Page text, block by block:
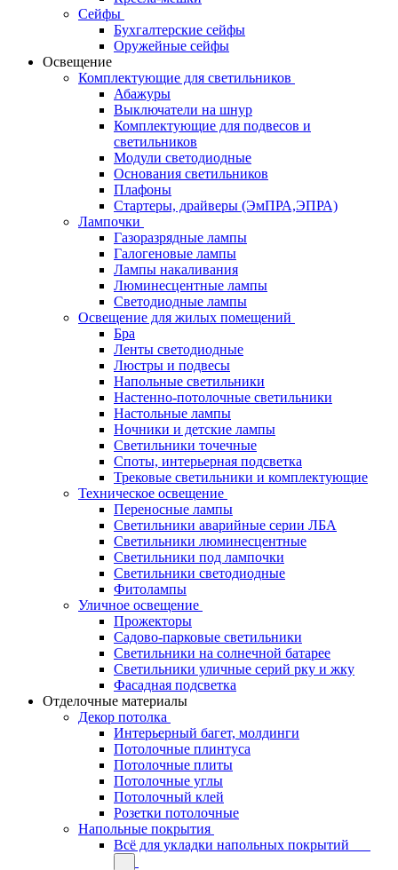
Сейфы
Бухгалтерские сейфы
Оружейные сейфы
Освещение
Комплектующие для светильников
Абажуры
Выключатели на шнур
Комплектующие для подвесов и
светильников
Модули светодиодные
Основания светильников
Плафоны
Стартеры, драйверы (ЭмПРА,ЭПРА)
Лампочки
Газоразрядные лампы
Галогеновые лампы
Лампы накаливания
Люминесцентные лампы
Светодиодные лампы
Освещение для жилых помещений
Бра
Ленты светодиодные
Люстры и подвесы
Напольные светильники
Настенно-потолочные светильники
Настольные лампы
Ночники и детские лампы
Светильники точечные
Споты, интерьерная подсветка
Трековые светильники и комплектующие
Техническое освещение
Переносные лампы
Светильники аварийные серии ЛБА
Светильники люминесцентные
Светильники под лампочки
Светильники светодиодные
Фитолампы
Уличное освещение
Прожекторы
Садово-парковые светильники
Светильники на солнечной батарее
Светильники уличные серий рку и жку
Фасадная подсветка
Отделочные материалы
Декор потолка
Интерьерный багет, молдинги
Потолочные плинтуса
Потолочные плиты
Потолочные углы
Потолочный клей
Розетки потолочные
Напольные покрытия
Всё для укладки напольных покрытий